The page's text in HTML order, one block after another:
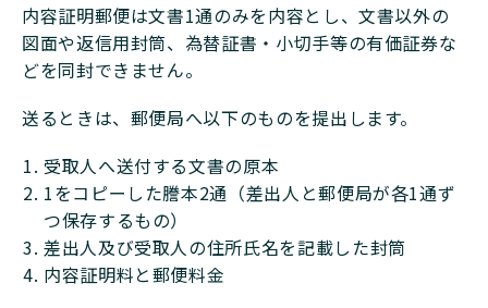
内容証明郵便は文書1通のみを内容とし、文書以外の
図面や返信用封筒、為替証書・小切手等の有価証券な
どを同封できません。
送るときは、郵便局へ以下のものを提出します。
受取人へ送付する文書の原本
1をコピーした謄本2通（差出人と郵便局が各1通ず
つ保存するもの）
差出人及び受取人の住所氏名を記載した封筒
内容証明料と郵便料金